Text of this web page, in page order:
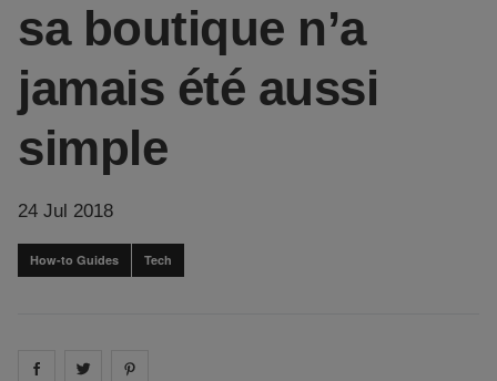
sa boutique n’a
jamais été aussi
simple
24 Jul 2018
How-to Guides Tech
Share on facebook
Share on